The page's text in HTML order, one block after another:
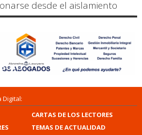
desde el aislamiento
Digital:
CARTAS DE LOS LECTORES
TEMAS DE ACTUALIDAD